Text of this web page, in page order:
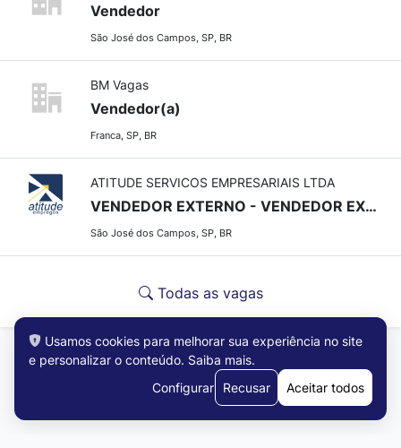
Vendedor
São José dos Campos, SP, BR
BM Vagas
Vendedor(a)
Franca, SP, BR
ATITUDE SERVICOS EMPRESARIAIS LTDA
VENDEDOR EXTERNO - VENDEDOR EXTERNO
São José dos Campos, SP, BR
Todas as vagas
Usamos cookies para melhorar sua experiência no site
e personalizar o conteúdo. Saiba mais.
Configurar
Recusar Aceitar todos